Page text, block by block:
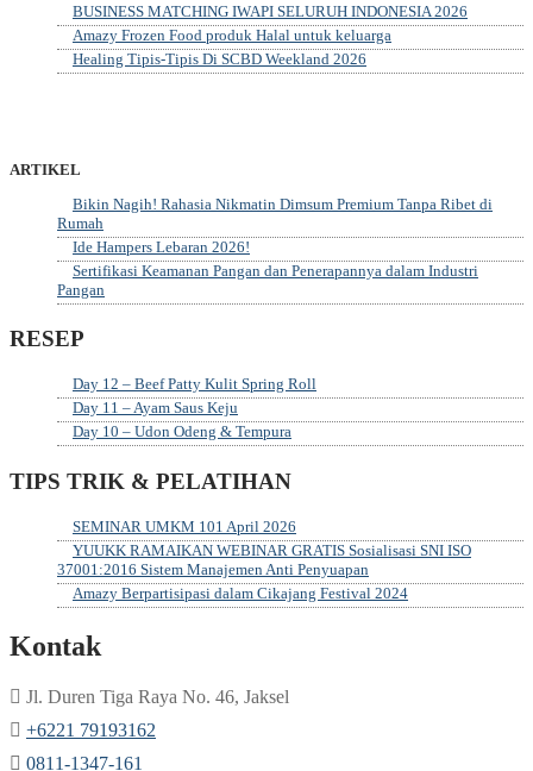
BUSINESS MATCHING IWAPI SELURUH INDONESIA 2026
Amazy Frozen Food produk Halal untuk keluarga
Healing Tipis-Tipis Di SCBD Weekland 2026
ARTIKEL
Bikin Nagih! Rahasia Nikmatin Dimsum Premium Tanpa Ribet di
Rumah
Ide Hampers Lebaran 2026!
Sertifikasi Keamanan Pangan dan Penerapannya dalam Industri
Pangan
RESEP
Day 12 – Beef Patty Kulit Spring Roll
Day 11 – Ayam Saus Keju
Day 10 – Udon Odeng & Tempura
TIPS TRIK & PELATIHAN
SEMINAR UMKM 101 April 2026
YUUKK RAMAIKAN WEBINAR GRATIS Sosialisasi SNI ISO
37001:2016 Sistem Manajemen Anti Penyuapan
Amazy Berpartisipasi dalam Cikajang Festival 2024
Kontak
Jl. Duren Tiga Raya No. 46, Jaksel
‎+6221 79193162
‪0811-1347-161